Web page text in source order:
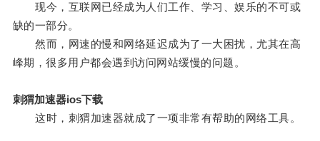
现今，互联网已经成为人们工作、学习、娱乐的不可或
缺的一部分。
然而，网速的慢和网络延迟成为了一大困扰，尤其在高
峰期，很多用户都会遇到访问网站缓慢的问题。
刺猬加速器ios下载
这时，刺猬加速器就成了一项非常有帮助的网络工具。